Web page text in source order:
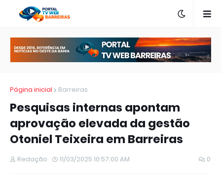
Página inicial Barreiras
Pesquisas internas apontam
aprovação elevada da gestão
Otoniel Teixeira em Barreiras
Redação 11/03/2025 10:57:00 AM 0